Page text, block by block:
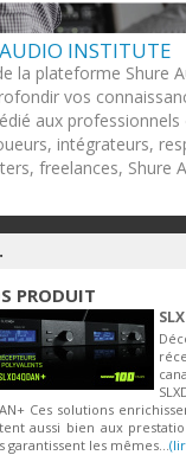
INSTITUTE
la plateforme Shure
vos
aux
intégrateurs,
freelances, Shure
PRODUIT
Ces solutions
aussi bien aux
garantissent les mêmes...